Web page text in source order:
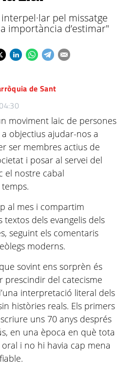
pel missatge
importància d’estimar"
de Sant
moviment laic de persones
objectius ajudar-nos a
ser membres actius de
i posar al servei del
el nostre cabal
al mes i compartim
textos dels evangelis dels
seguint els comentaris
moderns.
sovint ens sorprèn és
prescindir del catecisme
interpretació literal dels
històries reals. Els primers
uns 70 anys després
en una època en què tota
i no hi havia cap mena